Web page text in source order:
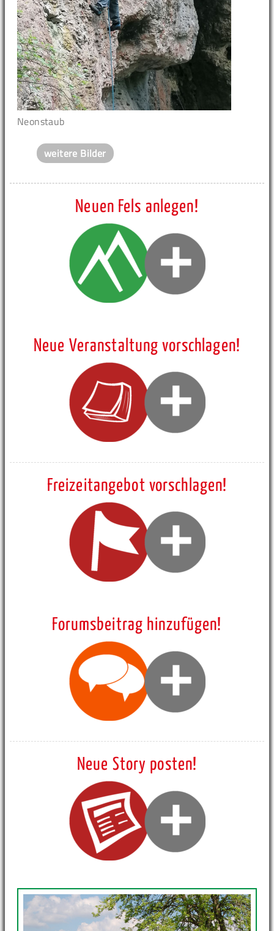
Neonstaub
weitere Bilder
Neuen Fels anlegen!
Neue Veranstaltung vorschlagen!
Freizeitangebot vorschlagen!
Forumsbeitrag hinzufügen!
Neue Story posten!